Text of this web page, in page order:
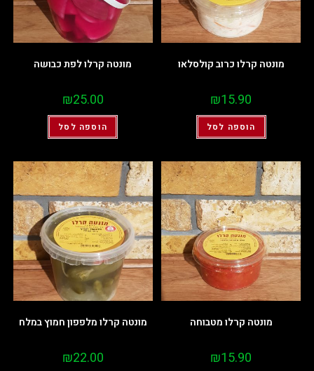
מונטה קרלו כרוב קולסלאו
₪15.90
הוספה לסל
מונטה קרלו לפת כבושה
₪25.00
הוספה לסל
מונטה קרלו מטבוחה
₪15.90
מונטה קרלו מלפפון חמוץ במלח
₪22.00